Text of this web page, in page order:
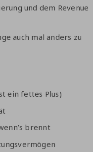
und dem Revenue
auch mal anders zu
ein fettes Plus)
brennt